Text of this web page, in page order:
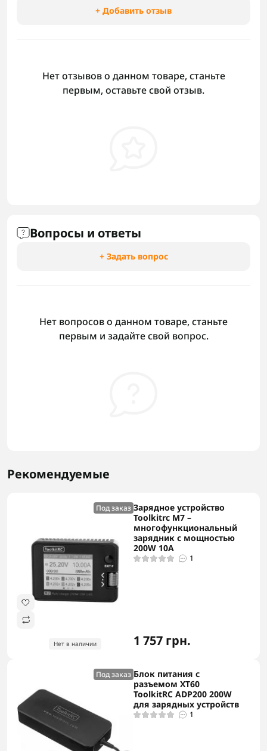
+ Добавить отзыв
Нет отзывов о данном товаре, станьте
первым, оставьте свой отзыв.
Вопросы и ответы
+ Задать вопрос
Нет вопросов о данном товаре, станьте
первым и задайте свой вопрос.
Рекомендуемые
Под заказ
Нет в наличии
Зарядное устройство
Toolkitrc M7 –
многофункциональный
зарядник с мощностью
200W 10A
1
1 757 грн.
Под заказ Блок питания с
разъемом XT60
ToolkitRC ADP200 200W
для зарядных устройств
1